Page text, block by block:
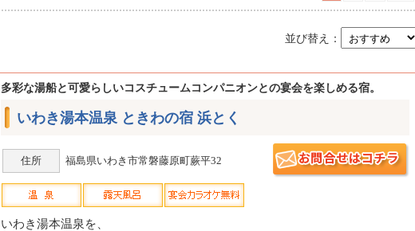
並び替え：
多彩な湯船と可愛らしいコスチュームコンパニオンとの宴会を楽しめる宿。
いわき湯本温泉 ときわの宿 浜とく
住所 福島県いわき市常磐藤原町蕨平32
いわき湯本温泉を、